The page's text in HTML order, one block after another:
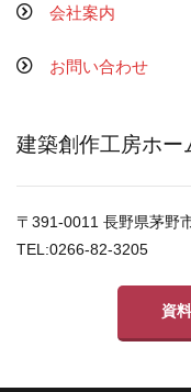
会社案内
お問い合わせ
建築創作工房ホー
〒391-0011 長野県茅野
TEL:0266-82-3205
資